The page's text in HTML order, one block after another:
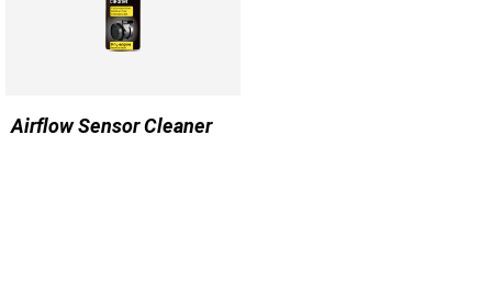
Airflow Sensor Cleaner